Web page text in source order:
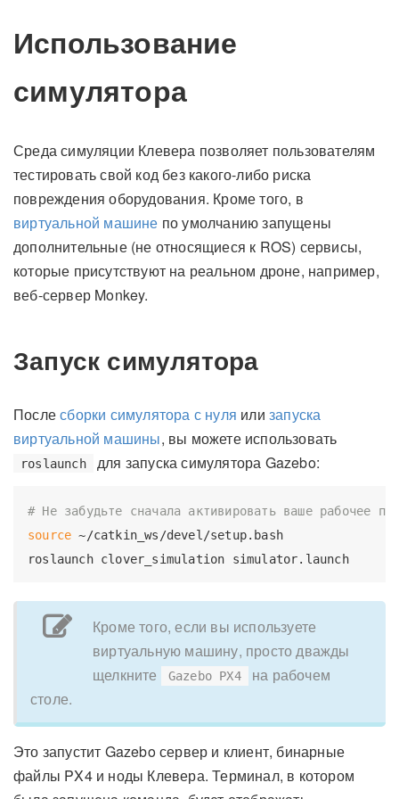
Использование
симулятора
Среда симуляции Клевера позволяет пользователям
тестировать свой код без какого-либо риска
повреждения оборудования. Кроме того, в
виртуальной машине по умолчанию запущены
дополнительные (не относящиеся к ROS) сервисы,
которые присутствуют на реальном дроне, например,
веб-сервер Monkey.
Запуск симулятора
Послесборки симулятора с нуля илизапуска
виртуальной машины, вы можете использовать
roslaunch для запуска симулятора Gazebo:
# Не забудьте сначала активировать ваше рабочее
source ~/catkin_ws/devel/setup.bash
roslaunch clover_simulation simulator.launch
Кроме того, если вы используете
виртуальную машину, просто дважды
щелкните
Gazebo PX4
на рабочем
столе.
Это запустит Gazebo сервер и клиент, бинарные
файлы PX4 и ноды Клевера. Терминал, в котором